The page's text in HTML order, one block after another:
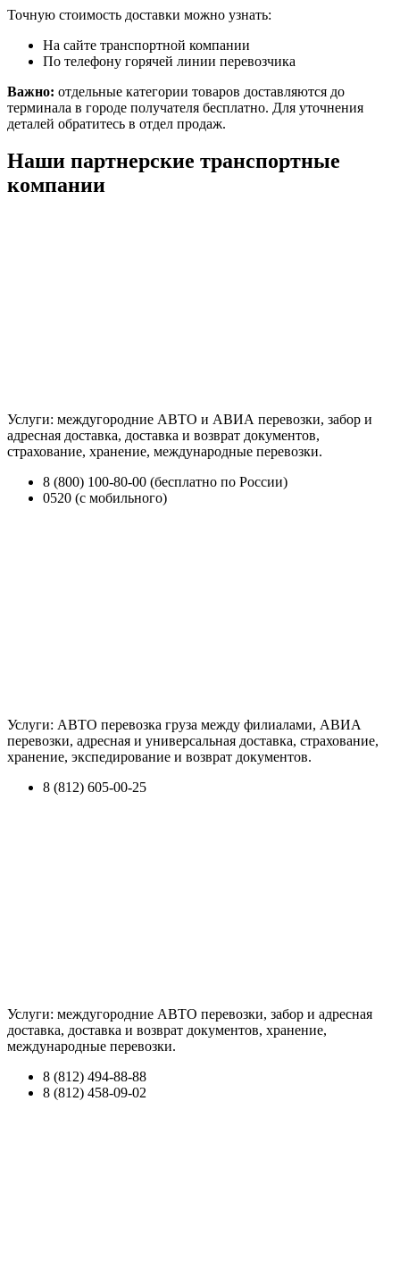
Точную стоимость доставки можно узнать:
На сайте транспортной компании
По телефону горячей линии перевозчика
Важно: отдельные категории товаров доставляются до
терминала в городе получателя бесплатно. Для уточнения
деталей обратитесь в отдел продаж.
Наши партнерские транспортные
компании
Услуги: междугородние АВТО и АВИА перевозки, забор и
адресная доставка, доставка и возврат документов,
страхование, хранение, международные перевозки.
8 (800) 100-80-00 (бесплатно по России)
0520 (с мобильного)
Услуги: АВТО перевозка груза между филиалами, АВИА
перевозки, адресная и универсальная доставка, страхование,
хранение, экспедирование и возврат документов.
8 (812) 605-00-25
Услуги: междугородние АВТО перевозки, забор и адресная
доставка, доставка и возврат документов, хранение,
международные перевозки.
8 (812) 494-88-88
8 (812) 458-09-02